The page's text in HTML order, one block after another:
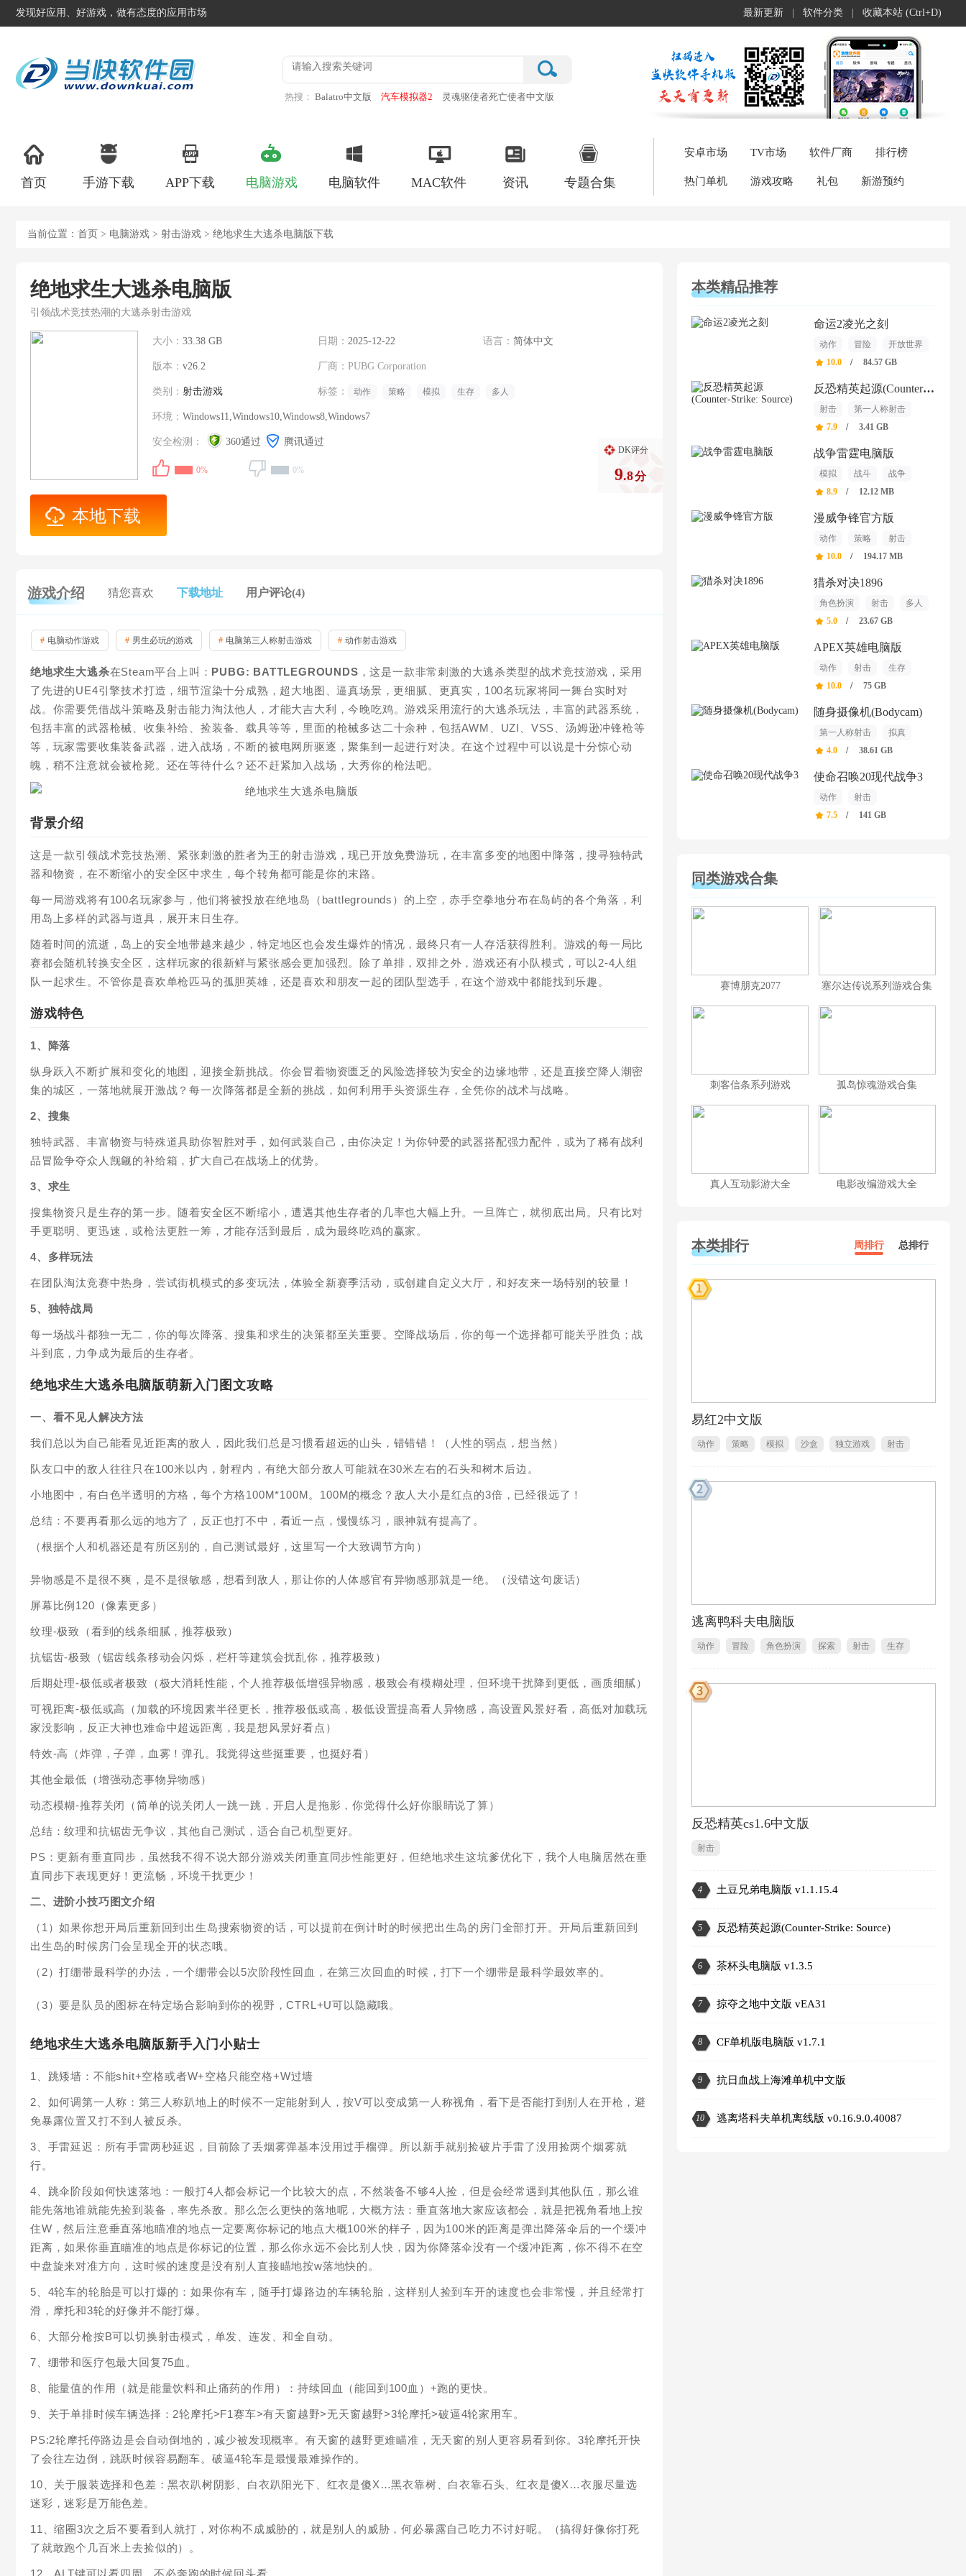
发现好应用、好游戏，做有态度的应用市场 最新更新 软件分类 收藏本站 (Ctrl+D)
热搜： Balatro中文版 汽车模拟器2
灵魂驱使者死亡使者中文版
首页 手游下载 APP下载 电脑游戏 电脑软件 MAC软件 资讯 专题合集
安卓市场 TV市场 软件厂商 排行榜
热门单机 游戏攻略 礼包 新游预约
当前位置： 首页 > 电脑游戏 > 射击游戏 > 绝地求生大逃杀电脑版下载
绝地求生大逃杀电脑版
引领战术竞技热潮的大逃杀射击游戏
大小： 33.38 GB 日期： 2025-12-22 语言： 简体中文
版本： v26.2 厂商： PUBG Corporation
类别： 射击游戏 标签： 动作 策略 模拟 生存 多人
环境： Windows11,Windows10,Windows8,Windows7
安全检测： 360通过 腾讯通过
0% 0%
本地下载
DK评分
9.8分
游戏介绍 猜您喜欢 下载地址 用户评论(4)
# 电脑动作游戏 # 男生必玩的游戏 # 电脑第三人称射击游戏 # 动作射击游戏
绝地求生大逃杀在Steam平台上叫： PUBG: BATTLEGROUNDS ，这是一款非常刺激的大逃杀类型的战术竞技游戏，采用
了先进的UE4引擎技术打造，细节渲染十分成熟，超大地图、逼真场景，更细腻、更真实，100名玩家将同一舞台实时对
战。你需要凭借战斗策略及射击能力淘汰他人，才能大吉大利，今晚吃鸡。游戏采用流行的大逃杀玩法，丰富的武器系统，
包括丰富的武器枪械、收集补给、捡装备、载具等等，里面的枪械多达二十余种，包括AWM、UZI、VSS、汤姆逊冲锋枪等
等，玩家需要收集装备武器，进入战场，不断的被电网所驱逐，聚集到一起进行对决。在这个过程中可以说是十分惊心动
魄，稍不注意就会被枪毙。还在等待什么？还不赶紧加入战场，大秀你的枪法吧。
背景介绍
这是一款引领战术竞技热潮、紧张刺激的胜者为王的射击游戏，现已开放免费游玩，在丰富多变的地图中降落，搜寻独特武
器和物资，在不断缩小的安全区中求生，每个转角都可能是你的末路。
每一局游戏将有100名玩家参与，他们将被投放在绝地岛（battlegrounds）的上空，赤手空拳地分布在岛屿的各个角落，利
用岛上多样的武器与道具，展开末日生存。
随着时间的流逝，岛上的安全地带越来越少，特定地区也会发生爆炸的情况，最终只有一人存活获得胜利。游戏的每一局比
赛都会随机转换安全区，这样玩家的很新鲜与紧张感会更加强烈。除了单排，双排之外，游戏还有小队模式，可以2-4人组
队一起求生。不管你是喜欢单枪匹马的孤胆英雄，还是喜欢和朋友一起的团队型选手，在这个游戏中都能找到乐趣。
游戏特色
1、降落
纵身跃入不断扩展和变化的地图，迎接全新挑战。你会冒着物资匮乏的风险选择较为安全的边缘地带，还是直接空降人潮密
集的城区，一落地就展开激战？每一次降落都是全新的挑战，如何利用手头资源生存，全凭你的战术与战略。
2、搜集
独特武器、丰富物资与特殊道具助你智胜对手，如何武装自己，由你决定！为你钟爱的武器搭配强力配件，或为了稀有战利
品冒险争夺众人觊觎的补给箱，扩大自己在战场上的优势。
3、求生
搜集物资只是生存的第一步。随着安全区不断缩小，遭遇其他生存者的几率也大幅上升。一旦阵亡，就彻底出局。只有比对
手更聪明、更迅速，或枪法更胜一筹，才能存活到最后，成为最终吃鸡的赢家。
4、多样玩法
在团队淘汰竞赛中热身，尝试街机模式的多变玩法，体验全新赛季活动，或创建自定义大厅，和好友来一场特别的较量！
5、独特战局
每一场战斗都独一无二，你的每次降落、搜集和求生的决策都至关重要。空降战场后，你的每一个选择都可能关乎胜负；战
斗到底，力争成为最后的生存者。
绝地求生大逃杀电脑版萌新入门图文攻略
一、看不见人解决方法
我们总以为自己能看见近距离的敌人，因此我们总是习惯看超远的山头，错错错！（人性的弱点，想当然）
队友口中的敌人往往只在100米以内，射程内，有绝大部分敌人可能就在30米左右的石头和树木后边。
小地图中，有白色半透明的方格，每个方格100M*100M。100M的概念？敌人大小是红点的3倍，已经很远了！
总结：不要再看那么远的地方了，反正也打不中，看近一点，慢慢练习，眼神就有提高了。
（根据个人和机器还是有所区别的，自己测试最好，这里写一个大致调节方向）
异物感是不是很不爽，是不是很敏感，想看到敌人，那让你的人体感官有异物感那就是一绝。（没错这句废话）
屏幕比例120（像素更多）
纹理-极致（看到的线条细腻，推荐极致）
抗锯齿-极致（锯齿线条移动会闪烁，栏杆等建筑会扰乱你，推荐极致）
后期处理-极低或者极致（极大消耗性能，个人推荐极低增强异物感，极致会有模糊处理，但环境干扰降到更低，画质细腻）
可视距离-极低或高（加载的环境因素半径更长，推荐极低或高，极低设置提高看人异物感，高设置风景好看，高低对加载玩
家没影响，反正大神也难命中超远距离，我是想风景好看点）
特效-高（炸弹，子弹，血雾！弹孔。我觉得这些挺重要，也挺好看）
其他全最低（增强动态事物异物感）
动态模糊-推荐关闭（简单的说关闭人一跳一跳，开启人是拖影，你觉得什么好你眼睛说了算）
总结：纹理和抗锯齿无争议，其他自己测试，适合自己机型更好。
PS：更新有垂直同步，虽然我不得不说大部分游戏关闭垂直同步性能更好，但绝地求生这坑爹优化下，我个人电脑居然在垂
直同步下表现更好！更流畅，环境干扰更少！
二、进阶小技巧图文介绍
（1）如果你想开局后重新回到出生岛搜索物资的话，可以提前在倒计时的时候把出生岛的房门全部打开。开局后重新回到
出生岛的时候房门会呈现全开的状态哦。
（2）打绷带最科学的办法，一个绷带会以5次阶段性回血，在第三次回血的时候，打下一个绷带是最科学最效率的。
（3）要是队员的图标在特定场合影响到你的视野，CTRL+U可以隐藏哦。
绝地求生大逃杀电脑版新手入门小贴士
1、跳矮墙：不能shit+空格或者W+空格只能空格+W过墙
2、如何调第一人称：第三人称趴地上的时候不一定能射到人，按V可以变成第一人称视角，看下是否能打到别人在开枪，避
免暴露位置又打不到人被反杀。
3、手雷延迟：所有手雷两秒延迟，目前除了丢烟雾弹基本没用过手榴弹。所以新手就别捡破片手雷了没用捡两个烟雾就
行。
4、跳伞阶段如何快速落地：一般打4人都会标记一个比较大的点，不然装备不够4人捡，但是会经常遇到其他队伍，那么谁
能先落地谁就能先捡到装备，率先杀敌。那么怎么更快的落地呢，大概方法：垂直落地大家应该都会，就是把视角看地上按
住W，然后注意垂直落地瞄准的地点一定要离你标记的地点大概100米的样子，因为100米的距离是弹出降落伞后的一个缓冲
距离，如果你垂直瞄准的地点是你标记的位置，那么你永远不会比别人快，因为你降落伞没有一个缓冲距离，你不得不在空
中盘旋来对准方向，这时候的速度是没有别人直接瞄地按w落地快的。
5、4轮车的轮胎是可以打爆的：如果你有车，随手打爆路边的车辆轮胎，这样别人捡到车开的速度也会非常慢，并且经常打
滑，摩托和3轮的好像并不能打爆。
6、大部分枪按B可以切换射击模式，单发、连发、和全自动。
7、绷带和医疗包最大回复75血。
8、能量值的作用（就是能量饮料和止痛药的作用）：持续回血（能回到100血）+跑的更快。
9、关于单排时候车辆选择：2轮摩托>F1赛车>有天窗越野>无天窗越野>3轮摩托>破逼4轮家用车。
PS:2轮摩托停路边是会自动倒地的，减少被发现概率。有天窗的越野更难瞄准，无天窗的别人更容易看到你。3轮摩托开快
了会往左边倒，跳跃时候容易翻车。破逼4轮车是最慢最难操作的。
10、关于服装选择和色差：黑衣趴树阴影、白衣趴阳光下、红衣是傻X…黑衣靠树、白衣靠石头、红衣是傻X…衣服尽量选
迷彩，迷彩是万能色差。
11、缩圈3次之后不要看到人就打，对你构不成威胁的，就是别人的威胁，何必暴露自己吃力不讨好呢。（搞得好像你打死
了就敢跑个几百米上去捡似的）。
12、ALT键可以看四周，不必奔跑的时候回头看。
本类精品推荐
命运2凌光之刻
动作 冒险
开放世界
10.0
/ 84.57 GB
反恐精英起源(Counter-Strike: Source)
射击
第一人称射击
动作
7.9 / 3.41 GB
战争雷霆电脑版
模拟 战斗
战争
8.9
/ 12.12 MB
漫威争锋官方版
动作 策略
射击
10.0
/ 194.17 MB
猎杀对决1896
角色扮演 射击
多人
5.0
/ 23.67 GB
APEX英雄电脑版
动作 射击
生存
10.0
/ 75 GB
随身摄像机(Bodycam)
第一人称射击
拟真
战术
4.0 / 38.61 GB
使命召唤20现代战争3
动作
射击
第一人称射击
7.5 / 141 GB
同类游戏合集
赛博朋克2077 塞尔达传说系列游戏合集
刺客信条系列游戏 孤岛惊魂游戏合集
真人互动影游大全 电影改编游戏大全
本类排行 周排行 总排行
1
易红2中文版
动作 策略 模拟 沙盒 独立游戏 射击
逃离鸭科夫电脑版
动作 冒险 角色扮演 探索 射击 生存
反恐精英cs1.6中文版
射击
4 土豆兄弟电脑版 v1.1.15.4
5 反恐精英起源(Counter-Strike: Source)
6 茶杯头电脑版 v1.3.5
7 掠夺之地中文版 vEA31
8 CF单机版电脑版 v1.7.1
9 抗日血战上海滩单机中文版
10 逃离塔科夫单机离线版 v0.16.9.0.40087